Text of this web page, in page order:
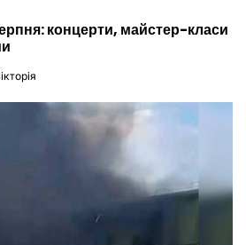
концерти, майстер-класи